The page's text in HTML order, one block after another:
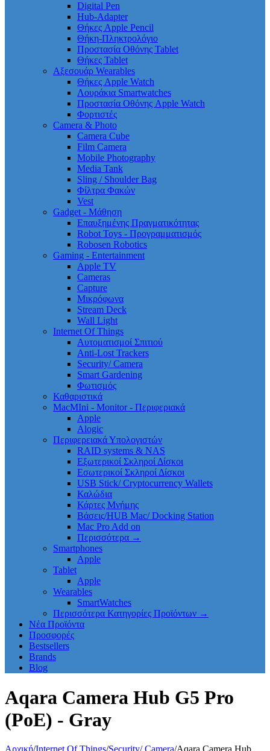
Digital Pen
Hub-Adapter
Θήκες Apple Pencil
Θήκη-Πληκτρολόγιο
Προστασία Οθόνης Tablet
Θήκες Tablet
Αξεσουάρ Wearables
Θήκες Apple Watch
Λουράκια Smartwatches
Προστασία Οθόνης Apple Watch
Φορτιστές
Camera & Photo
Camera Cube
Film Camera
Mobile Photography
Media Tank
Sling / Shoulder Bag
Φίλτρα Φακών
Vest
Gadget - Μάθηση
Επαυξημένης Πραγματικότητας
Robot Toys - Προγραμματισμός
Robosen Robotics
Gaming - Entertainment
Apple TV
Cameras
Capture
Μικρόφωνα
Stream Deck
Wall Light
Internet Of Things
Αυτοματισμοί Σπιτιού
Anti-Lost Trackers
Security/ Camera
Smart Gardening
Φωτισμός
Καθαριστικά
MacMIni - Monitor - Περιφεριακά
Apple
Alogic
Περιφερειακά Υπολογιστών
RAID systems & NAS
Εξωτερικοί Σκληροί Δίσκοι
Εσωτερικοί Σκληροί Δίσκοι
USB Stick/ Cryptocurrency Wallets
Καλώδια
Κάρτες Μνήμης
Βάσεις/HUB Mac/ Docking Station
Mac Pro Add on
Περισσότερα →
Smartphones
Apple
Tablet
Apple
Wearables
SmartWatches
Περισσότερα Κατηγορίες Προϊόντων →
Νέα Προϊόντα
Προσφορές
Bestsellers
Brands
Blog
Aqara Camera Hub G5 Pro
(PoE) - Gray
Αρχική/Internet Of Things/Security/ Camera/Aqara Camera Hub